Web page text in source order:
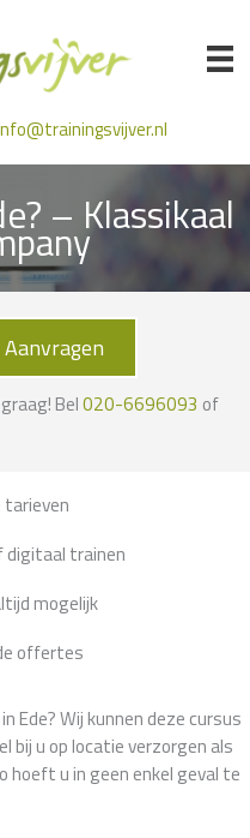
– Klassikaal
Bel020-6696093 of
tarieven
digitaal trainen
mogelijk
offertes
Ede? Wij kunnen deze cursus
bij u op locatie verzorgen als
hoeft u in geen enkel geval te